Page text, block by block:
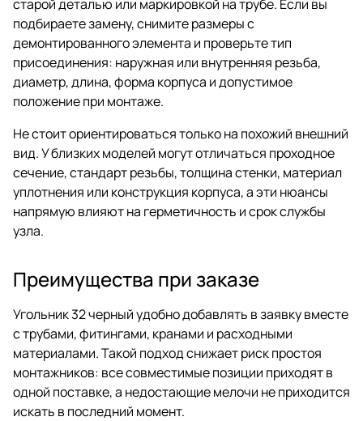
старой деталью или маркировкой на трубе. Если вы
подбираете замену, снимите размеры с
демонтированного элемента и проверьте тип
присоединения: наружная или внутренняя резьба,
диаметр, длина, форма корпуса и допустимое
положение при монтаже.
Не стоит ориентироваться только на похожий внешний
вид. У близких моделей могут отличаться проходное
сечение, стандарт резьбы, толщина стенки, материал
уплотнения или конструкция корпуса, а эти нюансы
напрямую влияют на герметичность и срок службы
узла.
Преимущества при заказе
Угольник 32 черный удобно добавлять в заявку вместе
с трубами, фитингами, кранами и расходными
материалами. Такой подход снижает риск простоя
монтажников: все совместимые позиции приходят в
одной поставке, а недостающие мелочи не приходится
искать в последний момент.